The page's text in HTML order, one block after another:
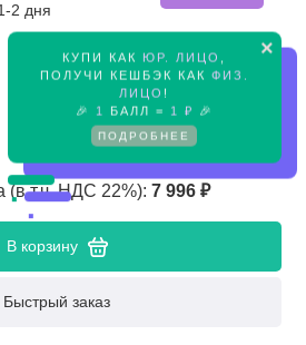
×
КУПИ КАК ЮР. ЛИЦО
ПОЛУЧИ КЕШБЭК КАК ФИЗ.
ЛИЦО !
🎉
1 БАЛЛ = 1 ₽ 🎉
ПОДРОБНЕЕ
2 дня
Предзаказ
(в т.ч. НДС 22%): 7 996 ₽
В корзину
Быстрый заказ